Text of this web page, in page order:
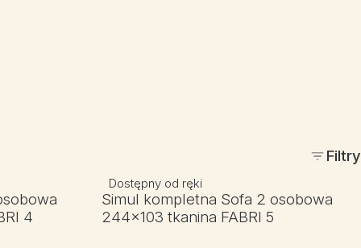
Filtry
4
Dostępny od ręki
Simul kompletna Sofa 2 osobowa
244x103 tkanina FABRI 5